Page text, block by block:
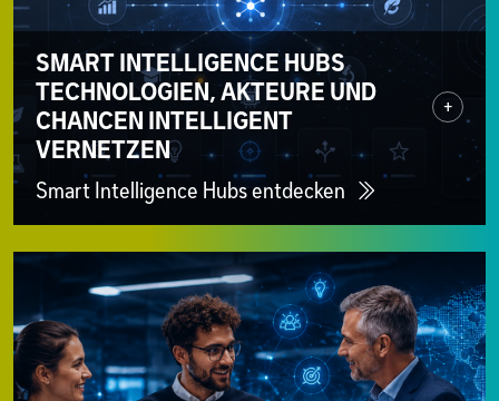
SMART INTELLIGENCE HUBS
TECHNOLOGIEN, AKTEURE UND
CHANCEN INTELLIGENT
VERNETZEN
+
Smart Intelligence Hubs entdecken